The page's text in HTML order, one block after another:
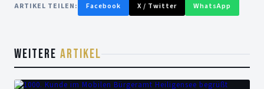
ARTIKEL TEILEN: Facebook X / Twitter WhatsApp
WEITERE ARTIKEL